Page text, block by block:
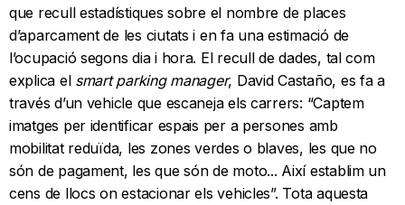
que recull estadístiques sobre el nombre de places
d’aparcament de les ciutats i en fa una estimació de
l’ocupació segons dia i hora. El recull de dades, tal com
explica el smart parking manager, David Castaño, es fa a
través d’un vehicle que escaneja els carrers: “Captem
imatges per identificar espais per a persones amb
mobilitat reduïda, les zones verdes o blaves, les que no
són de pagament, les que són de moto... Així establim un
cens de llocs on estacionar els vehicles”. Tota aquesta